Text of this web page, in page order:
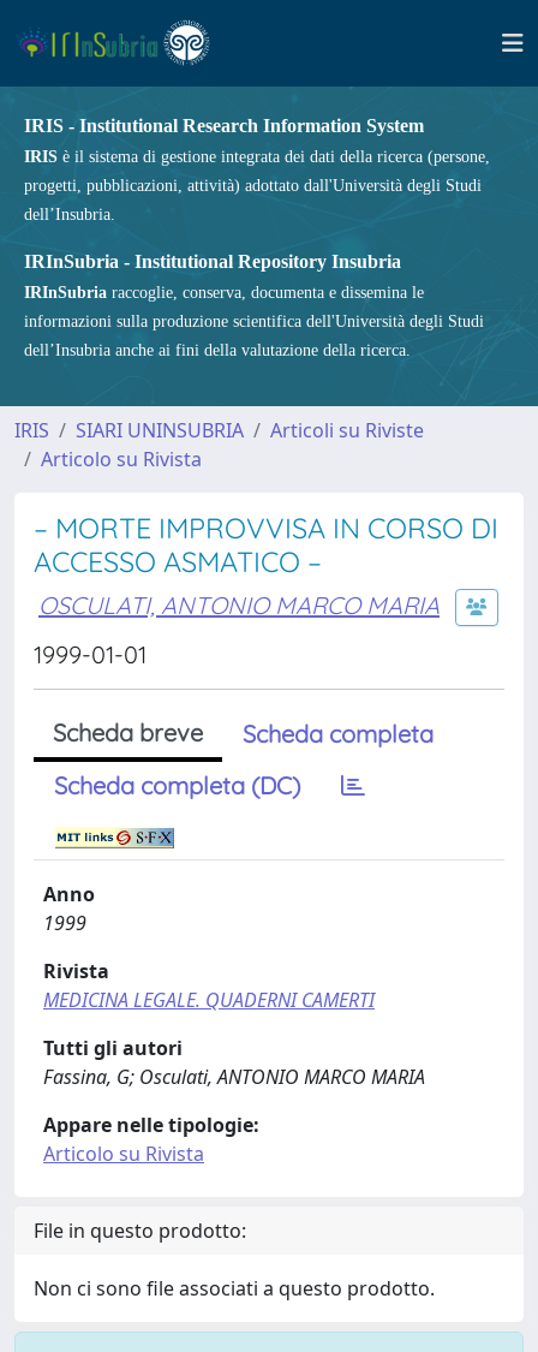
IRIS - Institutional Research Information System
IRIS è il sistema di gestione integrata dei dati della ricerca (persone,
progetti, pubblicazioni, attività) adottato dall'Università degli Studi
dell’Insubria.
IRInSubria - Institutional Repository Insubria
IRInSubria raccoglie, conserva, documenta e dissemina le
informazioni sulla produzione scientifica dell'Università degli Studi
dell’Insubria anche ai fini della valutazione della ricerca.
IRIS SIARI UNINSUBRIA
Articoli su Riviste
Articolo su Rivista
– MORTE IMPROVVISA IN CORSO DI
ACCESSO ASMATICO –
OSCULATI, ANTONIO MARCO MARIA
1999-01-01
Scheda breve
Scheda completa
Scheda completa (DC)
Anno
1999
Rivista
MEDICINA LEGALE. QUADERNI CAMERTI
Tutti gli autori
Fassina, G; Osculati, ANTONIO MARCO MARIA
Appare nelle tipologie:
Articolo su Rivista
File in questo prodotto:
Non ci sono file associati a questo prodotto.